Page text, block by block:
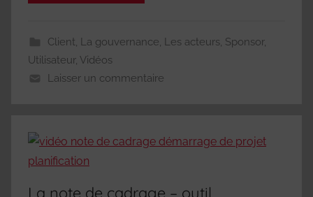
Client, La gouvernance, Les acteurs, Sponsor,
Utilisateur, Vidéos
Laisser un commentaire
La note de cadrage – outil